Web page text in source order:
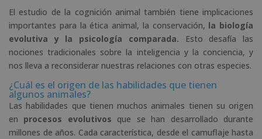
El estudio de la cognición animal también tiene implicaciones
importantes para la ética animal, la conservación, la biología
evolutiva y la psicología comparada. Esto desafía las
nociones tradicionales sobre la inteligencia y la conciencia, y
nos lleva a reconsiderar nuestras relaciones con otras especies.
¿Cuál es el origen de las habilidades que tienen
algunos animales?
Las habilidades que tienen muchos animales tienen su origen
en procesos evolutivos que se han desarrollado durante
millones de años. Cada característica, desde el camuflaje hasta